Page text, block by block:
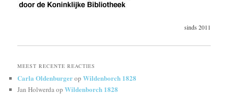
sinds 2011
MEEST RECENTE REACTIES
Carla OldenburgeropWildenborch 1828
Jan HolwerdaopWildenborch 1828